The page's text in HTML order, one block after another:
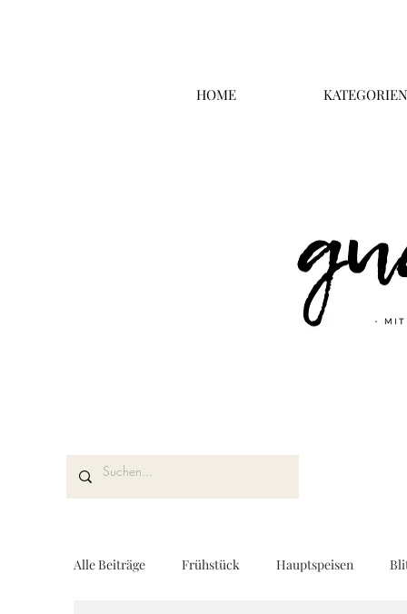
HOME KATEGORIEN
Alle Beiträge Frühstück Hauptspeisen